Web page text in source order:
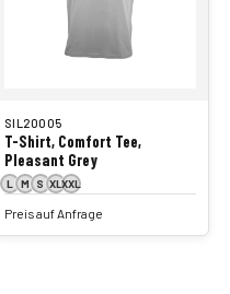
SIL20005
T-Shirt, Comfort Tee,
Pleasant Grey
L M S XLXXL
Preis auf Anfrage